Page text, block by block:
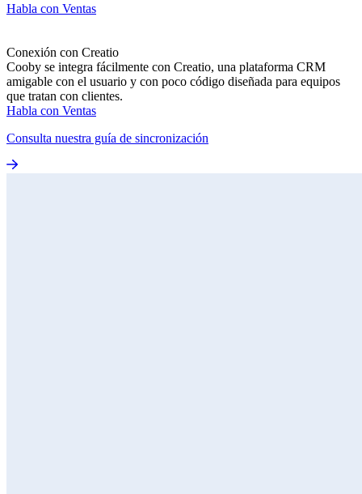
Habla con Ventas
Conexión con Creatio
Cooby se integra fácilmente con Creatio, una plataforma CRM
amigable con el usuario y con poco código diseñada para equipos
que tratan con clientes.
Habla con Ventas
Consulta nuestra guía de sincronización